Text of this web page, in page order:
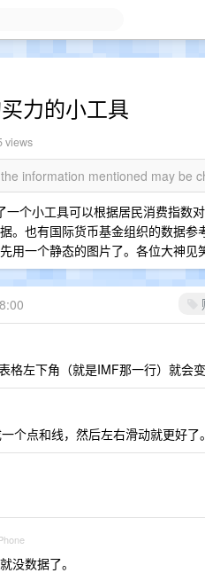
力的小工具
views
information mentioned may be
个小工具可以根据居民消费指数
。也有国际货币基金组织的数据参
用一个静态的图片了。各位大神见
格左下角（就是IMF那一行）就会
个点和线，然后左右滑动就更好了
没数据了。